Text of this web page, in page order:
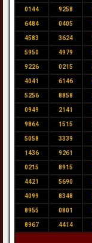
0144 9258
6484 0405
4583 3624
5950 4979
9226 0215
4041 6146
5256 8858
0949 2141
9864 1515
5058 3339
1436 9261
0215 8915
4421 5690
4099 8348
8955 0801
8967 4414